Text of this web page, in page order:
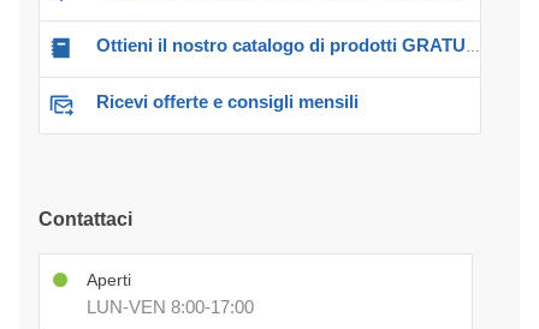
Ottieni il nostro catalogo di prodotti GRATUITO!
Ricevi offerte e consigli mensili
Contattaci
Aperti
LUN-VEN 8:00-17:00